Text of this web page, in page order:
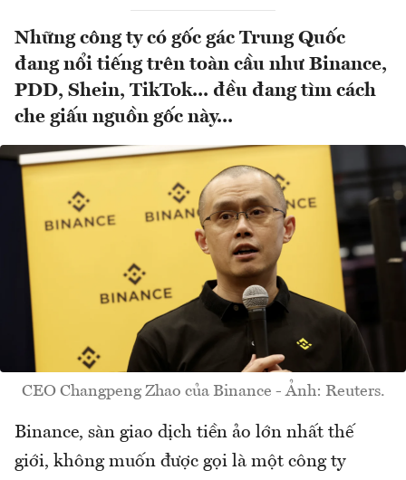
Những công ty có gốc gác Trung Quốc
đang nổi tiếng trên toàn cầu như Binance,
PDD, Shein, TikTok... đều đang tìm cách
che giấu nguồn gốc này...
CEO Changpeng Zhao của Binance - Ảnh: Reuters.
Binance, sàn giao dịch tiền ảo lớn nhất thế
giới, không muốn được gọi là một công ty